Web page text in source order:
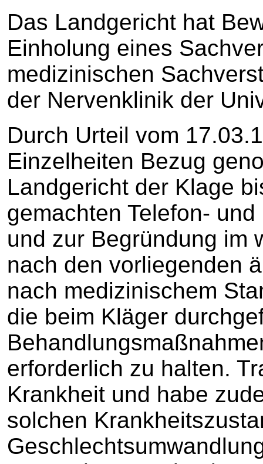
Das Landgericht hat
Einholung eines
medizinischen
der Nervenklinik der
Durch Urteil vom
Einzelheiten Bezug
Landgericht der Klage
gemachten Telefon-
und zur Begründung im
nach den vorliegenden
nach medizinischem
die beim Kläger
erforderlich zu halten.
Krankheit und habe
solchen